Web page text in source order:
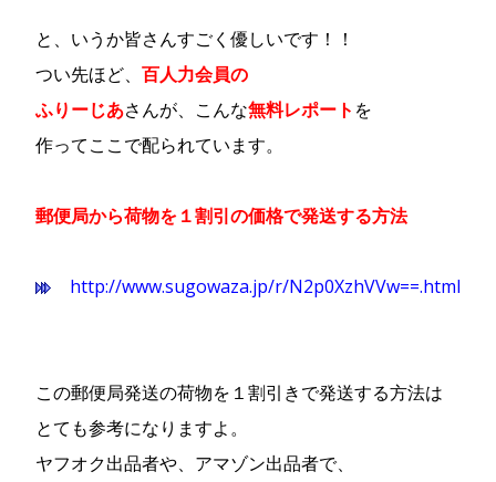
と、いうか皆さんすごく優しいです！！
つい先ほど、 百人力会員の
ふりーじあさんが、こんな無料レポート を
作ってここで配られています。
郵便局から荷物を１割引の価格で発送する方法
http://www.sugowaza.jp/r/N2p0XzhVVw==.html
この郵便局発送の荷物を１割引きで発送する方法は
とても参考になりますよ。
ヤフオク出品者や、アマゾン出品者で、